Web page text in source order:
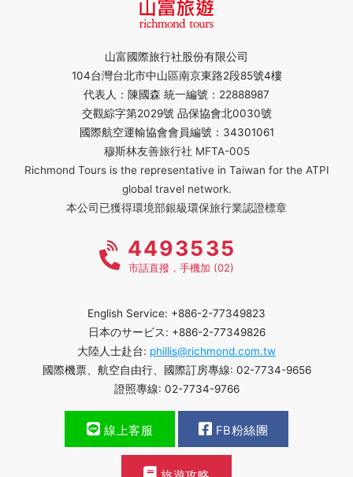
山富國際旅行社股份有限公司
104台灣台北市中山區南京東路2段85號4樓
代表人：陳國森 統一編號：22888987
交觀綜字第2029號 品保協會北0030號
國際航空運輸協會會員編號：34301061
穆斯林友善旅行社 MFTA-005
Richmond Tours is the representative in Taiwan for the ATPI
global travel network.
本公司已獲得環境部銀級環保旅行業認證標章
4493535
市話直撥，手機加 (02)
English Service: +886-2-77349823
日本のサービス: +886-2-77349826
大陸人士赴台: phillis@richmond.com.tw
國際機票、航空自由行、國際訂房專線: 02-7734-9656
證照專線: 02-7734-9766
線上客服 FB粉絲團